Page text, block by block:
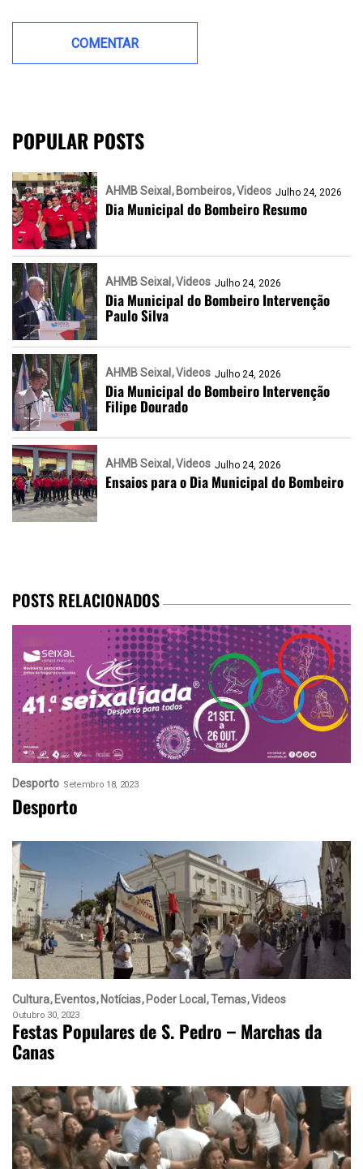
POPULAR POSTS
AHMB Seixal Bombeiros Videos Julho 24, 2026
Dia Municipal do Bombeiro Resumo
AHMB Seixal Videos Julho 24, 2026
Dia Municipal do Bombeiro Intervenção
Paulo Silva
AHMB Seixal Videos Julho 24, 2026
Dia Municipal do Bombeiro Intervenção
Filipe Dourado
AHMB Seixal Videos Julho 24, 2026
Ensaios para o Dia Municipal do Bombeiro
POSTS RELACIONADOS
Desporto Setembro 18, 2023
Desporto
Cultura Eventos Notícias Poder Local Temas Videos
Outubro 30, 2023
Festas Populares de S. Pedro – Marchas da
Canas